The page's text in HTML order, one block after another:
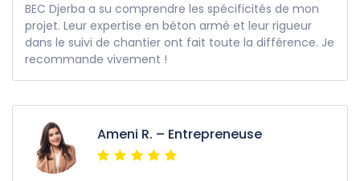
BEC Djerba a su comprendre les spécificités de mon
projet. Leur expertise en béton armé et leur rigueur
dans le suivi de chantier ont fait toute la différence. Je
recommande vivement !
Ameni R. – Entrepreneuse